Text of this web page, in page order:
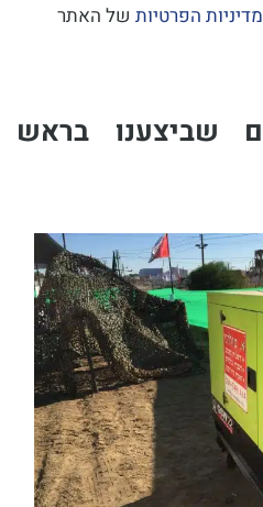
מדיניות הפרטיות של האתר
שביצענו בראש